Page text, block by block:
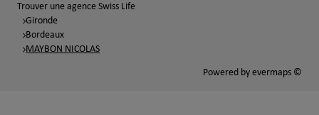
Trouver une agence Swiss Life
Gironde
Bordeaux
MAYBON NICOLAS
Powered by evermaps ©